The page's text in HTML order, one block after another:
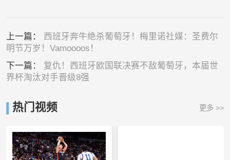
上一篇： 西班牙奔牛绝杀葡萄牙！梅里诺社媒：圣费尔
明节万岁！Vamoooos！
下一篇： 复仇！西班牙欧国联决赛不敌葡萄牙，本届世
界杯淘汰对手晋级8强
热门视频 更多 >>